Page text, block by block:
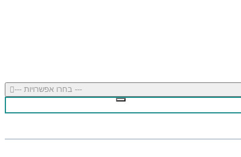
--- בחרו אפשרויות ---